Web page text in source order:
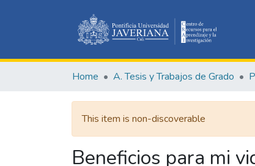
Home A. Tesis y Trabajos de Grado
This item is non-discoverable
Beneficios para mi